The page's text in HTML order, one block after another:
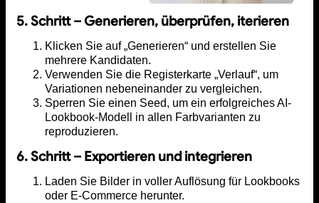
5. Schritt – Generieren, überprüfen, iterieren
Klicken Sie auf „Generieren“ und erstellen Sie
mehrere Kandidaten.
Verwenden Sie die Registerkarte „Verlauf“, um
Variationen nebeneinander zu vergleichen.
Sperren Sie einen Seed, um ein erfolgreiches AI-
Lookbook-Modell in allen Farbvarianten zu
reproduzieren.
6. Schritt – Exportieren und integrieren
Laden Sie Bilder in voller Auflösung für Lookbooks
oder E-Commerce herunter.